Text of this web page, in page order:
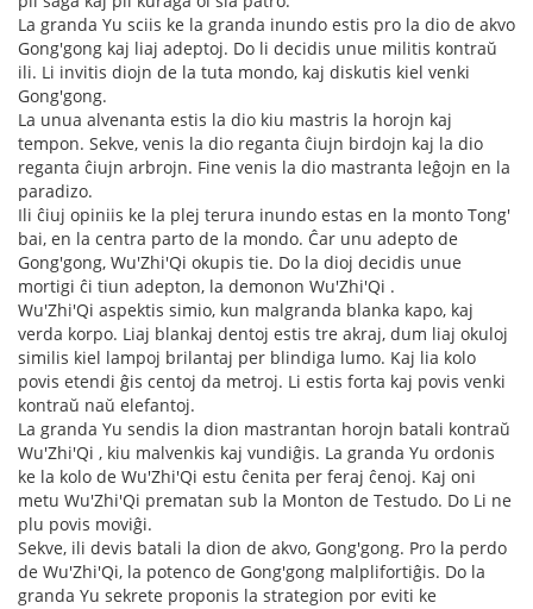
La granda Yu sciis ke la granda inundo estis pro la dio de akvo
Gong'gong kaj liaj adeptoj. Do li decidis unue militis kontraŭ
ili. Li invitis diojn de la tuta mondo, kaj diskutis kiel venki
Gong'gong.
La unua alvenanta estis la dio kiu mastris la horojn kaj
tempon. Sekve, venis la dio reganta ĉiujn birdojn kaj la dio
reganta ĉiujn arbrojn. Fine venis la dio mastranta leĝojn en la
paradizo.
Ili ĉiuj opiniis ke la plej terura inundo estas en la monto Tong'
bai, en la centra parto de la mondo. Ĉar unu adepto de
Gong'gong, Wu'Zhi'Qi okupis tie. Do la dioj decidis unue
mortigi ĉi tiun adepton, la demonon Wu'Zhi'Qi .
Wu'Zhi'Qi aspektis simio, kun malgranda blanka kapo, kaj
verda korpo. Liaj blankaj dentoj estis tre akraj, dum liaj okuloj
similis kiel lampoj brilantaj per blindiga lumo. Kaj lia kolo
povis etendi ĝis centoj da metroj. Li estis forta kaj povis venki
kontraŭ naŭ elefantoj.
La granda Yu sendis la dion mastrantan horojn batali kontraŭ
Wu'Zhi'Qi , kiu malvenkis kaj vundiĝis. La granda Yu ordonis
ke la kolo de Wu'Zhi'Qi estu ĉenita per feraj ĉenoj. Kaj oni
metu Wu'Zhi'Qi prematan sub la Monton de Testudo. Do Li ne
plu povis moviĝi.
Sekve, ili devis batali la dion de akvo, Gong'gong. Pro la perdo
de Wu'Zhi'Qi, la potenco de Gong'gong malplifortiĝis. Do la
granda Yu sekrete proponis la strategion por eviti ke